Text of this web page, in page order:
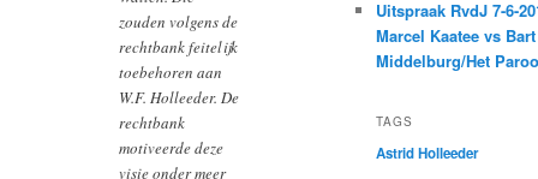
zouden volgens de
rechtbank feitelijk
toebehoren aan
W.F. Holleeder. De
rechtbank
motiveerde deze
visie onder meer
Uitspraak RvdJ 7-6-
Marcel Kaatee vs Bart
Middelburg/Het
TAGS
Astrid Holleeder